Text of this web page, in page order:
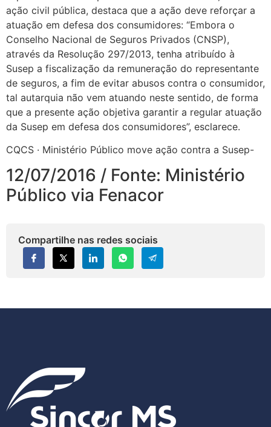
ação civil pública, destaca que a ação deve reforçar a
atuação em defesa dos consumidores: “Embora o
Conselho Nacional de Seguros Privados (CNSP),
através da Resolução 297/2013, tenha atribuído à
Susep a fiscalização da remuneração do representante
de seguros, a fim de evitar abusos contra o consumidor,
tal autarquia não vem atuando neste sentido, de forma
que a presente ação objetiva garantir a regular atuação
da Susep em defesa dos consumidores”, esclarece.
CQCS · Ministério Público move ação contra a Susep-
12/07/2016 / Fonte: Ministério
Público via Fenacor
Compartilhe nas redes sociais